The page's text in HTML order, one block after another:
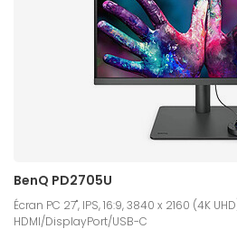
BenQ PD2705U
Écran PC 27", IPS, 16:9, 3840 x 2160 (4K
HDMI/DisplayPort/USB-C